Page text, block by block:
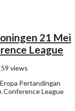
21 Mei
League
views
Pertandingan
Conference League